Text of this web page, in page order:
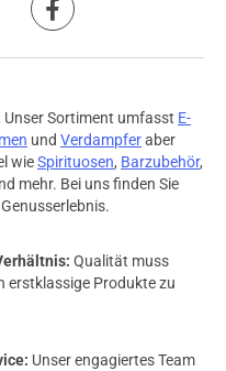
Unser Sortiment umfasst E-
und Verdampferaber
wieSpirituosen, Barzubehör,
mehr. Bei uns finden Sie
Qualität muss
erstklassige Produkte zu
Unser engagiertes Team